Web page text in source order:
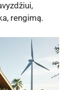
rengimą.